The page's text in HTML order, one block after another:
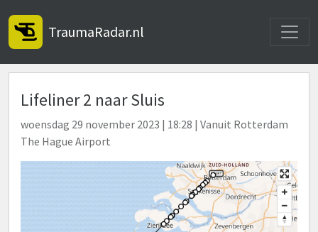
TraumaRadar.nl
Lifeliner 2 naar Sluis
woensdag 29 november 2023 | 18:28 | Vanuit Rotterdam
The Hague Airport